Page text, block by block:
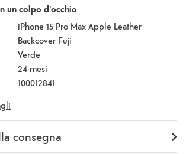
custodia durante la ricarica e agganciare il
o posizionarlo sul caricatore certificato Qi. La
e le porte possono essere utilizzati. La
compatibile con NFC e consente di
senza contatto con l'Apple iPhone.
un colpo d'occhio
iPhone 15 Pro Max Apple Leather
Backcover Fuji
Verde
24 mesi
100012841
SOHOTREE
2223PE
consegna
Backcover